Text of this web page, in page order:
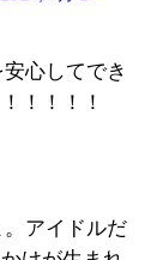
心してでき
！！！！
アイドルだ